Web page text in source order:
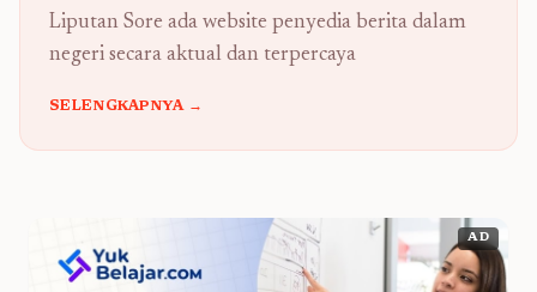
Liputan Sore ada website penyedia berita dalam
negeri secara aktual dan terpercaya
SELENGKAPNYA →
AD